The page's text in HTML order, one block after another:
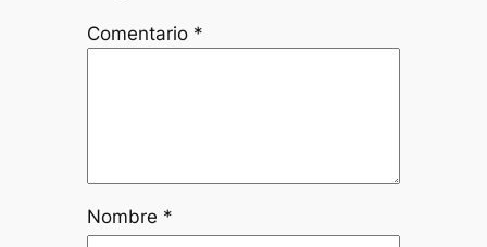
Comentario *
Nombre *